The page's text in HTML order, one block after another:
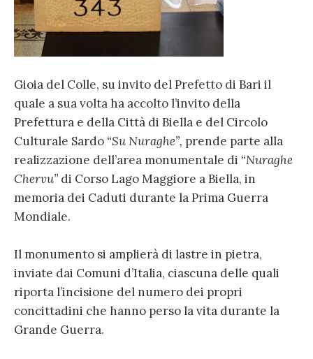
Gioia del Colle, su invito del Prefetto di Bari il
quale a sua volta ha accolto l’invito della
Prefettura e della Città di Biella e del Circolo
Culturale Sardo “Su Nuraghe”, prende parte alla
realizzazione dell’area monumentale di “Nuraghe
Chervu” di Corso Lago Maggiore a Biella, in
memoria dei Caduti durante la Prima Guerra
Mondiale.
Il monumento si amplierà di lastre in pietra,
inviate dai Comuni d’Italia, ciascuna delle quali
riporta l’incisione del numero dei propri
concittadini che hanno perso la vita durante la
Grande Guerra.